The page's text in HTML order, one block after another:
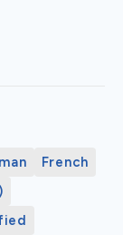
French